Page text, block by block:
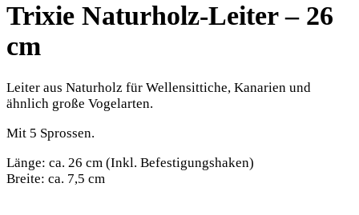
Trixie Naturholz-Leiter – 26
cm
Leiter aus Naturholz für Wellensittiche, Kanarien und
ähnlich große Vogelarten.
Mit 5 Sprossen.
Länge: ca. 26 cm (Inkl. Befestigungshaken)
Breite: ca. 7,5 cm